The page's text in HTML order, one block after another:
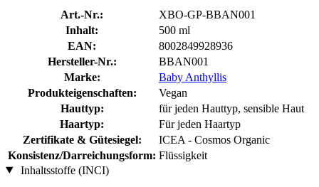
Art.-Nr.:
XBO-GP-BBAN001
Inhalt:
500 ml
EAN:
8002849928936
Hersteller-Nr.:
BBAN001
Marke:
Baby Anthyllis
Produkteigenschaften:
Vegan
Hauttyp:
für jeden Hauttyp, sensible Haut
Haartyp:
Für jeden Haartyp
Zertifikate & Gütesiegel:
ICEA - Cosmos Organic
Konsistenz/Darreichungsform: Flüssigkeit
Inhaltsstoffe (INCI)